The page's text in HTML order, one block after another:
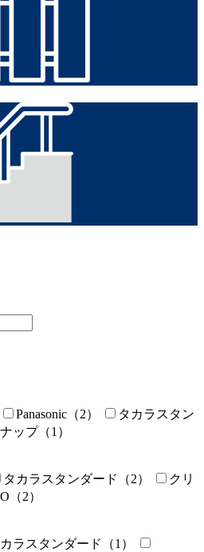
Panasonic（2）
タカラスタン
ップ（1）
タカラスタンダード（2）
クリ
（2）
ラスタンダード（1）